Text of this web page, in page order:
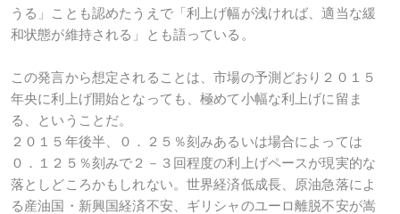
うる」ことも認めたうえで「利上げ幅が浅ければ、適当な緩
和状態が維持される」とも語っている。
この発言から想定されることは、市場の予測どおり２０１５
年央に利上げ開始となっても、極めて小幅な利上げに留ま
る、ということだ。
２０１５年後半、０．２５％刻みあるいは場合によっては
０．１２５％刻みで２－３回程度の利上げペースが現実的な
落としどころかもしれない。世界経済低成長、原油急落によ
る産油国・新興国経済不安、ギリシャのユーロ離脱不安が嵩